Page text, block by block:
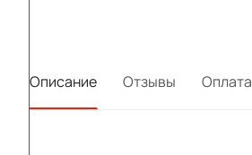
Описание Отзывы Оплата